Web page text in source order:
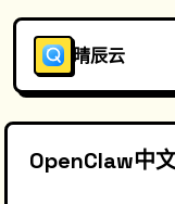
晴辰云
OpenClaw中